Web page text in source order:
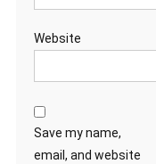
Website
Save my name,
email, and website